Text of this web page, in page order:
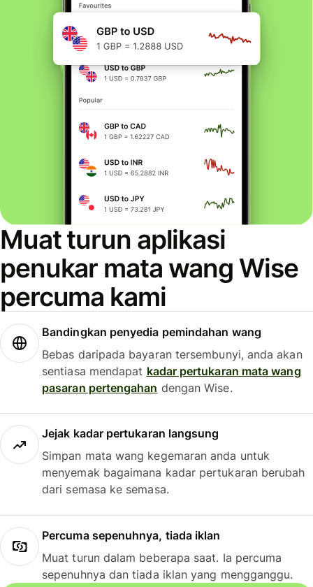
Muat turun aplikasi
penukar mata wang Wise
percuma kami
Bandingkan penyedia pemindahan wang
Bebas daripada bayaran tersembunyi, anda akan
sentiasa mendapat kadar pertukaran mata wang
pasaran pertengahan dengan Wise.
Jejak kadar pertukaran langsung
Simpan mata wang kegemaran anda untuk
menyemak bagaimana kadar pertukaran berubah
dari semasa ke semasa.
Percuma sepenuhnya, tiada iklan
Muat turun dalam beberapa saat. Ia percuma
sepenuhnya dan tiada iklan yang mengganggu.